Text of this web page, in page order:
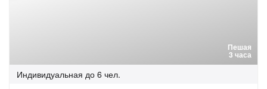
Пешая
3 часа
Индивидуальная до 6 чел.